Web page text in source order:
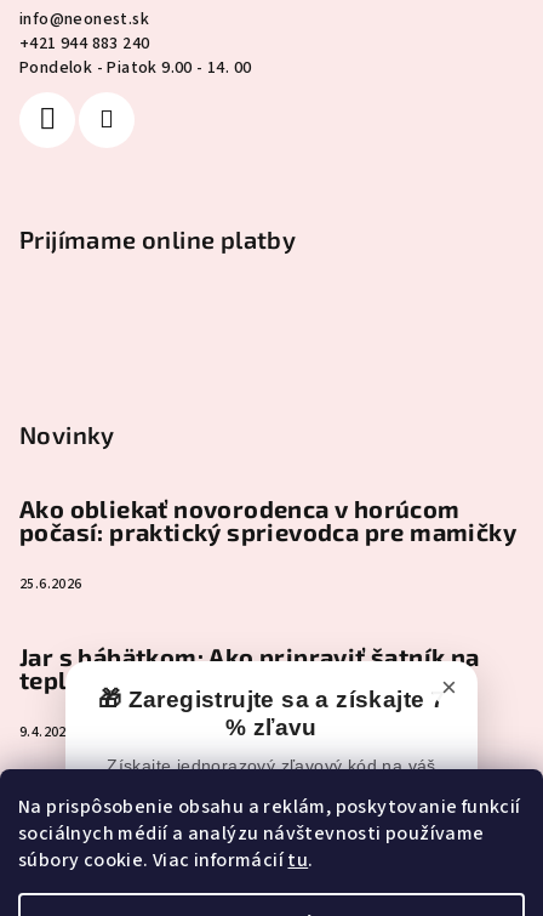
×
🎁 Zaregistrujte sa a získajte 7
% zľavu
Získajte jednorazový zľavový kód na váš
📧
Zľavový kód vám po registrácii príde
e-mailom.
Ak e-mail nevidíte, skontrolujte ajSpam,
Na prispôsobenie obsahu a reklám, poskytovanie funkcií
sociálnych médií a analýzu návštevnosti používame
súbory cookie. Viac informáciítu.
info@neonest.sk
+421 944 883 240
Pondelok - Piatok 9.00 - 14. 00
Prijímame online platby
Novinky
Ako obliekať novorodenca v horúcom
počasí: praktický sprievodca pre mamičky
25.6.2026
Jar s bábätkom: Ako pripraviť šatník na
teplejšie dni
9.4.2026
Čo je naozaj nevyhnutné zbaliť do
pôrodnice (a čo môže pokojne počkať)